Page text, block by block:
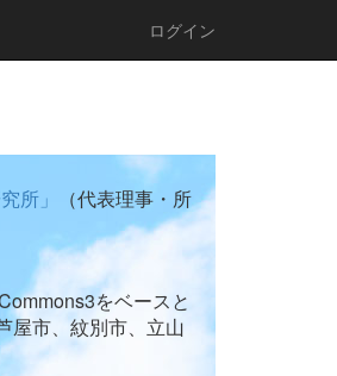
ログイン
所」
（代表理事・所
をベースと
屋市、紋別市、立山